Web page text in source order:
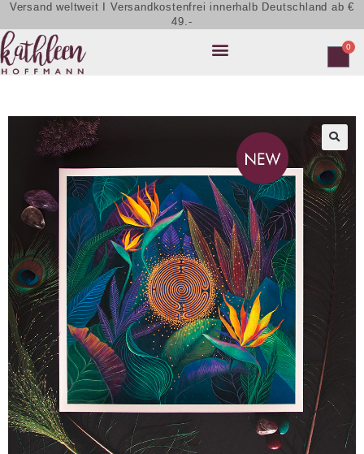
Versand weltweit I Versandkostenfrei innerhalb Deutschland ab €
49.-
0